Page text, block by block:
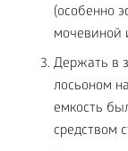
(особенно
мочевиной
Держать в
лосьоном
емкость
средством